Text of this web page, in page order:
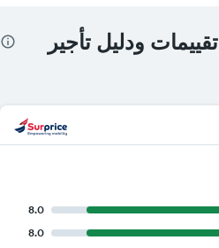
مطار Syros Island تقييمات ودليل تأجير
8.0
8.0